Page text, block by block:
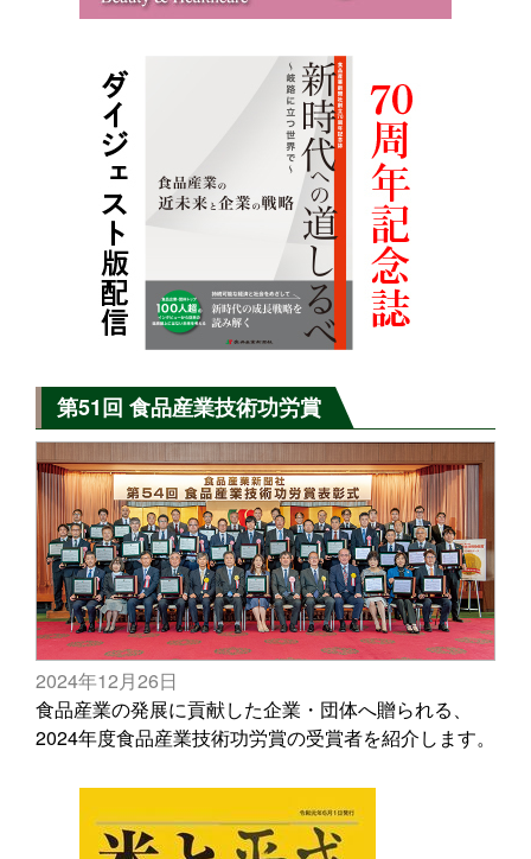
第51回 食品産業技術功労賞
2024年12月26日
食品産業の発展に貢献した企業・団体へ贈られる、
2024年度食品産業技術功労賞の受賞者を紹介します。